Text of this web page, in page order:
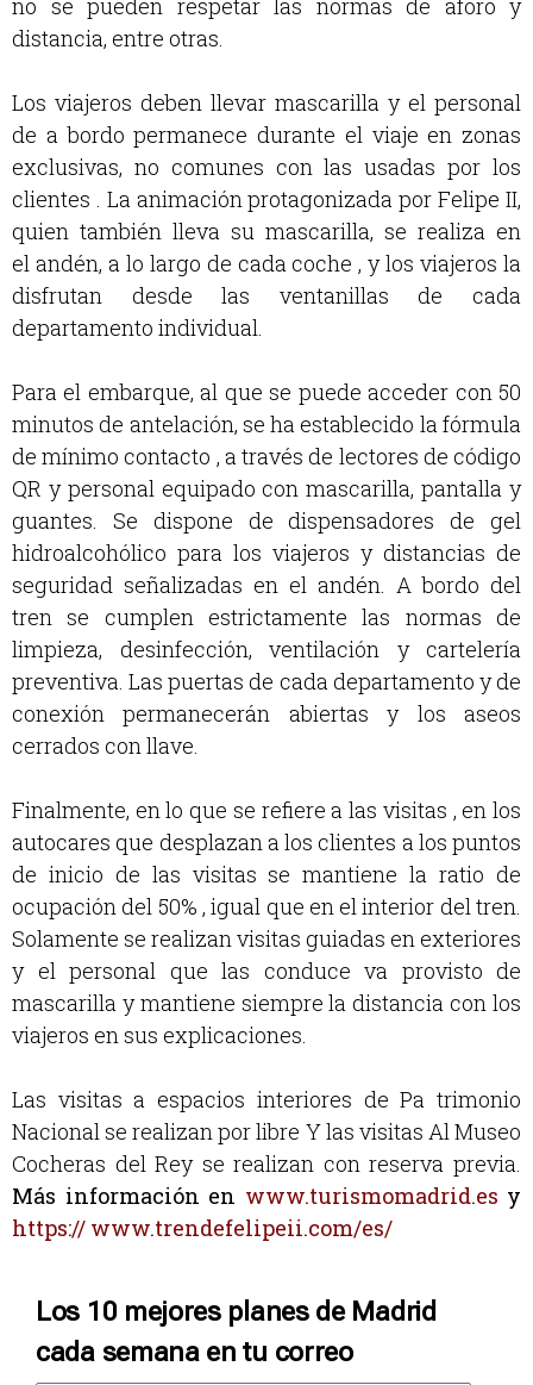
distancia, entre otras.
Los viajeros deben llevar mascarilla y el personal
de a bordo permanece durante el viaje en zonas
exclusivas, no comunes con las usadas por los
clientes . La animación protagonizada por Felipe II,
quien también lleva su mascarilla, se realiza en
el andén, a lo largo de cada coche , y los viajeros la
disfrutan desde las ventanillas de cada
departamento individual.
Para el embarque, al que se puede acceder con 50
minutos de antelación, se ha establecido la fórmula
de mínimo contacto , a través de lectores de código
QR y personal equipado con mascarilla, pantalla y
guantes. Se dispone de dispensadores de gel
hidroalcohólico para los viajeros y distancias de
seguridad señalizadas en el andén. A bordo del
tren se cumplen estrictamente las normas de
limpieza, desinfección, ventilación y cartelería
preventiva. Las puertas de cada departamento y de
conexión permanecerán abiertas y los aseos
cerrados con llave.
Finalmente, en lo que se refiere a las visitas , en los
autocares que desplazan a los clientes a los puntos
de inicio de las visitas se mantiene la ratio de
ocupación del 50% , igual que en el interior del tren.
Solamente se realizan visitas guiadas en exteriores
y el personal que las conduce va provisto de
mascarilla y mantiene siempre la distancia con los
viajeros en sus explicaciones.
Las visitas a espacios interiores de Pa trimonio
Nacional se realizan por libre Y las visitas Al Museo
Cocheras del Rey se realizan con reserva previa.
Más información en www.turismomadrid.es y
https:// www.trendefelipeii.com/es/
Los 10 mejores planes de Madrid
cada semana en tu correo